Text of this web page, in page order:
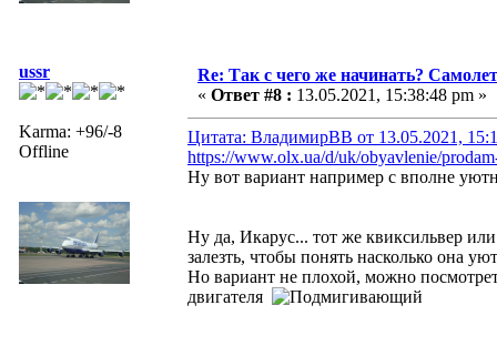
ussr
Karma: +96/-8
Offline
Re: Так с чего же начинать?
« Ответ #8 : 13.05.2021, 15:38:48 pm »
Цитата: ВладимирВВ от 13.05.2021,
https://www.olx.ua/d/uk/obyavlenie/
Ну вот вариант например с вполне
Ну да, Икарус... тот же квиксильвер
залезть, чтобы понять насколько она
Но вариант не плохой, можно
двигателя